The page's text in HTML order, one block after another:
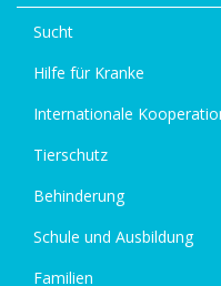
Sucht
Hilfe für Kranke
Internationale
Tierschutz
Behinderung
Schule und Ausbildung
Familien